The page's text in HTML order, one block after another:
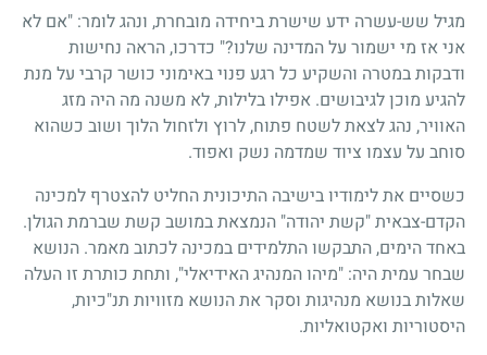
מגיל שש-עשרה ידע שישרת ביחידה מובחרת, ונהג לומר: "אם לא
אני אז מי ישמור על המדינה שלנו?" כדרכו, הראה נחישות
ודבקות במטרה והשקיע כל רגע פנוי באימוני כושר קרבי על מנת
להגיע מוכן לגיבושים. אפילו בלילות, לא משנה מה היה מזג
האוויר, נהג לצאת לשטח פתוח, לרוץ ולזחול הלוך ושוב כשהוא
סוחב על עצמו ציוד שמדמה נשק ואפוד.
כשסיים את לימודיו בישיבה התיכונית החליט להצטרף למכינה
הקדם-צבאית "קשת יהודה" הנמצאת במושב קשת שברמת הגולן.
באחד הימים, התבקשו התלמידים במכינה לכתוב מאמר. הנושא
שבחר עמית היה: "מיהו המנהיג האידיאלי", ותחת כותרת זו העלה
שאלות בנושא מנהיגות וסקר את הנושא מזוויות תנ"כיות,
היסטוריות ואקטואליות.